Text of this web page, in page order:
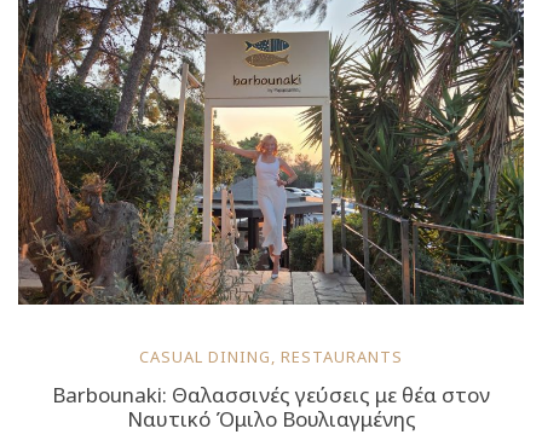
CASUAL DINING, RESTAURANTS
Barbounaki: Θαλασσινές γεύσεις με θέα στον
Ναυτικό Όμιλο Βουλιαγμένης